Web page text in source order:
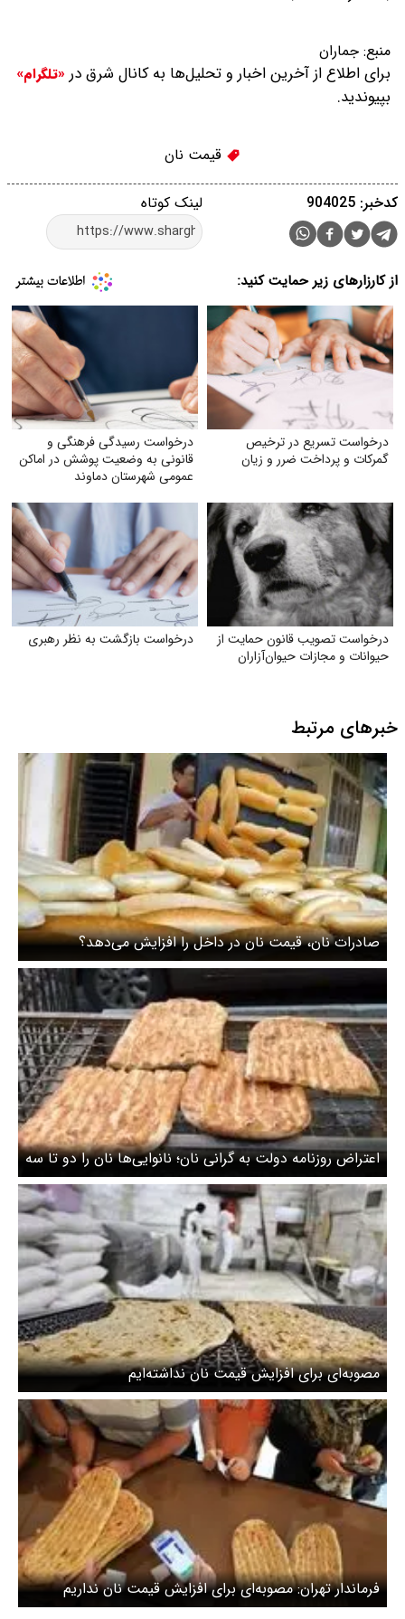
منبع: جماران
برای اطلاع از آخرین اخبار و تحلیل‌ها به کانال شرق در «تلگرام»
بپیوندید.
قیمت نان
لینک کوتاه کدخبر: 904025
از کارزارهای زیر حمایت کنید:
درخواست تسریع در ترخیص
گمرکات و پرداخت ضرر و زیان
درخواست رسیدگی فرهنگی و
قانونی به وضعیت پوشش در اماکن
عمومی شهرستان دماوند
درخواست تصویب قانون حمایت از
حیوانات و مجازات حیوان‌آزاران
درخواست بازگشت به نظر رهبری
خبرهای مرتبط
صادرات نان، قیمت نان در داخل را افزایش می‌دهد؟
اعتراض روزنامه دولت به گرانی نان؛ نانوایی‌ها نان را دو تا سه
برابر نرخ مصوب می‌فروشند
مصوبه‌ای برای افزایش قیمت نان نداشته‌ایم
فرماندار تهران: مصوبه‌ای برای افزایش قیمت نان نداریم